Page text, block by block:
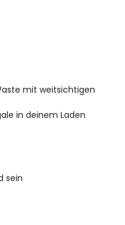
mit weitsichtigen
in deinem Laden
sein